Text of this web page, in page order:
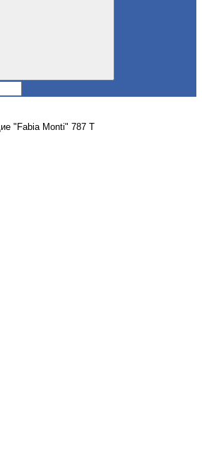
"Fabia Monti" 787 Т